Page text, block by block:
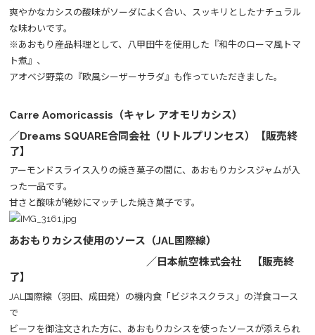
爽やかなカシスの酸味がソーダによく合い、スッキリとしたナチュラル
な味わいです。
※あおもり産品料理として、八甲田牛を使用した『和牛のローマ風トマ
ト煮』、
アオベジ野菜の『欧風シーザーサラダ』も作っていただきました。
Carre Aomoricassis（キャレ アオモリカシス）
／Dreams SQUARE合同会社（リトルプリンセス）【販売終
了】
​アーモンドスライス入りの焼き菓子の間に、あおもりカシスジャムが入
った一品です。
​​甘さと酸味が絶妙にマッチした焼き菓子です。
あおもりカシス使用のソース（JAL国際線）
／日本航空株式会社 【販売終
了】
JAL国際線（羽田、成田発）の機内食「ビジネスクラス」の洋食コース
で
ビーフを御注文された方に、あおもりカシスを使ったソースが添えられ